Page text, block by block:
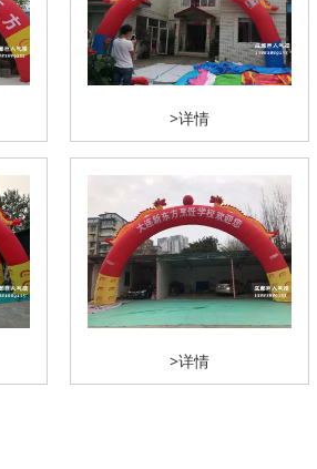
>详情
>详情